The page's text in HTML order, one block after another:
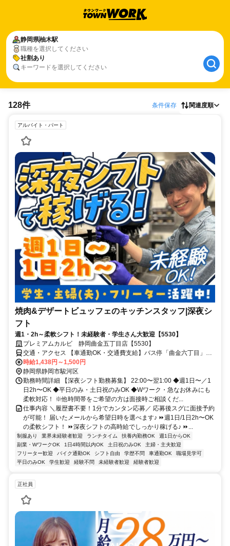
静岡県柚木駅
職種を選択してください
社割あり
キーワードを選択してください
128件 条件保存 関連度順
アルバイト・パート
焼肉&デザートビュッフェのキッチンスタッフ|深夜シ
フト
週1・2h～柔軟シフト！未経験者・学生さん大歓迎【5530】
プレミアムカルビ 静岡曲金五丁目店【5530】
交通・アクセス 【車通勤OK・交通費支給】バス停「曲金六丁目」徒
歩2分／静岡鉄道「柚木駅」徒歩10分／JR「東静岡駅」徒歩12分／静
岡鉄道「春日町」徒歩15分
時給1,438円～1,500円
静岡県静岡市駿河区
勤務時間詳細 【深夜シフト勤務募集】 22:00〜翌1:00 ◆週1日〜／1
日2h〜OK ◆平日のみ・土日祝のみOK ◆Wワーク・急なお休みにも
柔軟対応！ ※他時間帯をご希望の⽅は⾯接時ご相談くだ...
仕事内容 ＼履歴書不要！1分でカンタン応募／ 応募後スグに面接予約
が可能！ 届いたメールから希望日時を選べます♪ ⏩週1日/1日2h〜OK
の柔軟シフト！ ⏩深夜シフトの高時給でしっかり稼げる♪ ⏩...
制服あり 業界未経験者歓迎 ランチタイム 扶養内勤務OK
週1日からOK
副業・WワークOK
1日4時間以内OK 土日祝のみOK
主婦・主夫歓迎
フリーター歓迎
バイク通勤OK シフト自由 学歴不問 車通勤OK
職場見学可
平日のみOK
学生歓迎 経験不問 未経験者歓迎 経験者歓迎
正社員